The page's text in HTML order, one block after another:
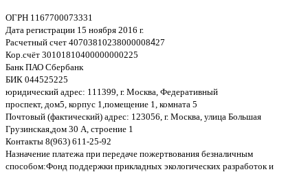
ОГРН 1167700073331
Дата регистрации 15 ноября 2016 г.
Расчетный счет 40703810238000008427
Кор счёт 30101810400000000225
Банк ПАО Сбербанк
БИК 044525225
юридический адрес: 111399, г. Москва Федеративный
проспект, дом5, корпус 1, помещение 1, комната 5
Почтовый (фактический) адрес: 123056, г. Москва улица Большая
Грузинская дом 30 А строение 1
Контакты 8(963) 611-25-92
Назначение платежа при передаче пожертвования безналичным
способом:Фонд поддержки прикладных экологических разработок и